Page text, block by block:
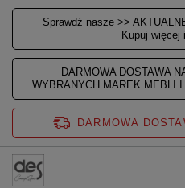
Sprawdź nasze >>
Kupuj więcej
DARMOWA DOSTAWA
WYBRANYCH MAREK MEBLI
DARMOWA